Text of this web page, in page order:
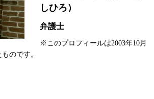
しひろ）
弁護士
※このプロフィールは2003年10月
のです。